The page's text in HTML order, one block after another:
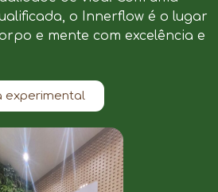
o Innerflow é o lugar
e mente com excelência e
experimental